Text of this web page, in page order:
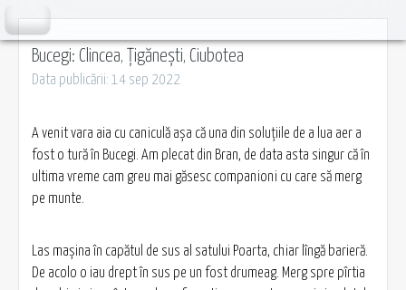
Bucegi: Clincea, Țigănești, Ciubotea
Data publicării: 14 sep 2022
A venit vara aia cu caniculă așa că una din soluțiile de a lua aer a
fost o tură în Bucegi. Am plecat din Bran, de data asta singur că în
ultima vreme cam greu mai găsesc companioni cu care să merg
pe munte.
Las mașina în capătul de sus al satului Poarta, chiar lîngă barieră.
De acolo o iau drept în sus pe un fost drumeag. Merg spre pîrtia